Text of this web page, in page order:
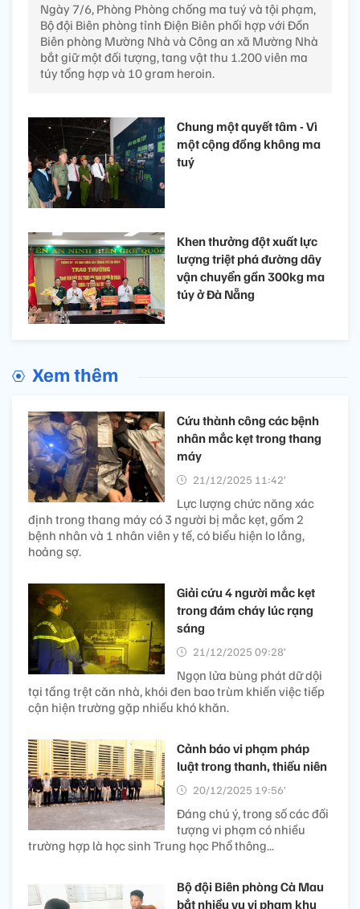
Ngày 7/6, Phòng Phòng chống ma tuý và tội phạm,
Bộ đội Biên phòng tỉnh Điện Biên phối hợp với Đồn
Biên phòng Mường Nhà và Công an xã Mường Nhà
bắt giữ một đối tượng, tang vật thu 1.200 viên ma
túy tổng hợp và 10 gram heroin.
Chung một quyết tâm - Vì
một cộng đồng không ma
tuý
Khen thưởng đột xuất lực
lượng triệt phá đường dây
vận chuyển gần 300kg ma
túy ở Đà Nẵng
Xem thêm
Cứu thành công các bệnh
nhân mắc kẹt trong thang
máy
21/12/2025 11:42’
Lực lượng chức năng xác
định trong thang máy có 3 người bị mắc kẹt, gồm 2
bệnh nhân và 1 nhân viên y tế, có biểu hiện lo lắng,
hoảng sợ.
Giải cứu 4 người mắc kẹt
trong đám cháy lúc rạng
sáng
21/12/2025 09:28’
Ngọn lửa bùng phát dữ dội
tại tầng trệt căn nhà, khói đen bao trùm khiến việc tiếp
cận hiện trường gặp nhiều khó khăn.
Cảnh báo vi phạm pháp
luật trong thanh, thiếu niên
20/12/2025 19:56’
Đáng chú ý, trong số các đối
tượng vi phạm có nhiều
trường hợp là học sinh Trung học Phổ thông...
Bộ đội Biên phòng Cà Mau
bắt nhiều vụ vi phạm khu